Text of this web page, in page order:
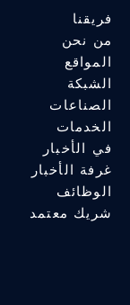
فريقنا
من نحن
المواقع
الشبكة
الصناعات
الخدمات
في الأخبار
غرفة الأخبار
الوظائف
شريك معتمد